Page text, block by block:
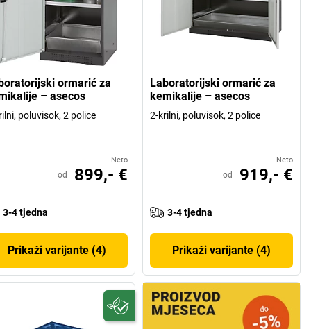
ormarić za
– asecos
poluvisok, 2 police
Neto
od 899,- €
3-4 tjedna
Prikaži varijante (4)
Laboratorijski ormarić za
kemikalije – asecos
2-krilni, poluvisok, 2 police
Neto
od 919,- €
3-4 tjedna
Prikaži varijante (4)